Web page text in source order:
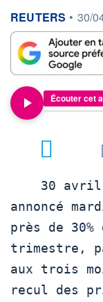
information
REUTERS • 30/
Écouter cet
30
annoncé
près de
trimestre,
aux trois
recul des